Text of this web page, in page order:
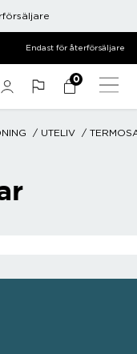
Endast för återförsäljare
0
UTELIV